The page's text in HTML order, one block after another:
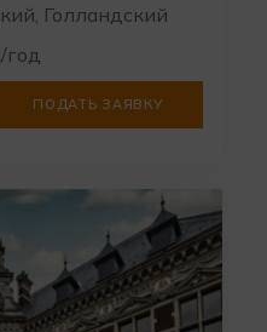
Голландский
год
ПОДАТЬ ЗАЯВКУ